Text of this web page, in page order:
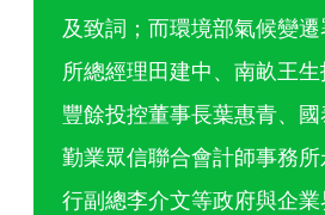
及致詞；而環境部氣候變
所總經理田建中、南畝王
豐餘投控董事長葉惠青、國
勤業眾信聯合會計師事務
行副總李介文等政府與企